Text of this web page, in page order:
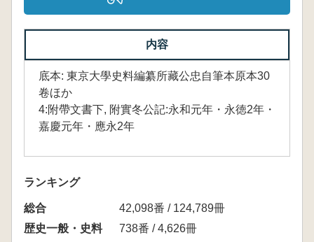
内容
底本: 東京大學史料編纂所藏公忠自筆本原本30
卷ほか
4:附帶文書下, 附實冬公記:永和元年・永徳2年・
嘉慶元年・應永2年
ランキング
総合
42,098番 / 124,789冊
歴史一般・史料
738番 / 4,626冊